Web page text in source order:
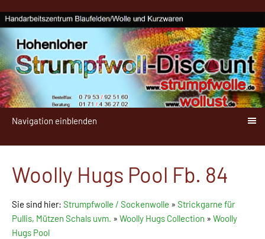
Navigation einblenden
Woolly Hugs Pool Fb. 84
Sie sind hier: Strumpfwolle / Sockenwolle » Strickgarne für
Pullis, Mützen Schals uvm. » Woolly Hugs Collection » Woolly
Hugs Pool